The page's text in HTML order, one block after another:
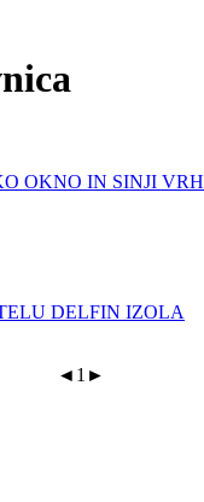
OKNO IN SINJI VRH
DELFIN IZOLA
◄ 1 ►